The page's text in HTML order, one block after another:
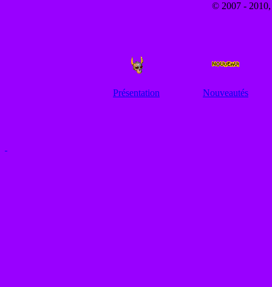
© 2007 - 2010,
Présentation Nouveautés